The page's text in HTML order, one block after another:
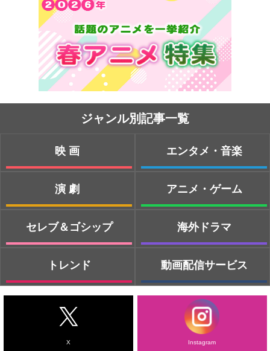
ジャンル別記事一覧
映画
演劇
セレブ＆ゴシップ
トレンド
エンタメ・音楽
アニメ・ゲーム
海外ドラマ
動画配信サービス
X Instagram